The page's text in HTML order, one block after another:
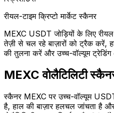
रीयल-टाइम क्रिप्टो मार्केट स्कैनर
MEXC USDT जोड़ियों के लिए
तेज़ी से चल रहे बाज़ारों को ट्रैक करें,
की तुलना करें और उच्च-वॉल्यूम ट्रेडिंग
MEXC वोलैटिलिटी
स्कैनर MEXC पर उच्च-वॉल्यूम USDT
है, हाल की बाज़ार हलचल जांचता है